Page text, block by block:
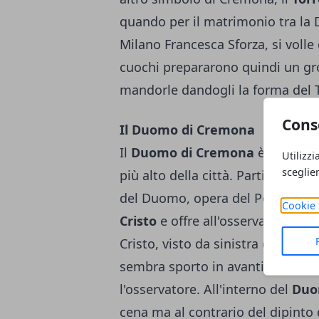
Cookie
quando per il matrimonio tra la
Milano Francesca Sforza, si
cuochi prepararono quindi un
mandorle dandogli la forma del
Il Duomo di Cremona
Il Duomo di Cremona è
più alto della città.
del Duomo, opera del
Cristo e offre all'osservatore un
Cristo, visto da sinistra dà
sembra sporto in avanti mentre
l'osservatore. All'interno del
cena ma al contrario del dipinto